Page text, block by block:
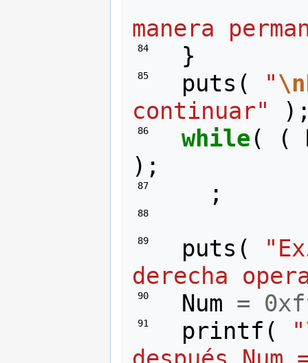
manera
84 }
85 puts ( "\n
continuar"
86 while ( (
);
87 ;
88
89 puts (
derecha
90 Num =
91 printf ( "